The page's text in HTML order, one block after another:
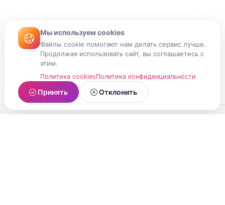
Мы используем cookies
Файлы cookie помогают нам делать сервис лучше.
Продолжая использовать сайт, вы соглашаетесь с
этим.
Политика cookiesПолитика конфиденциальности
Принять Отклонить